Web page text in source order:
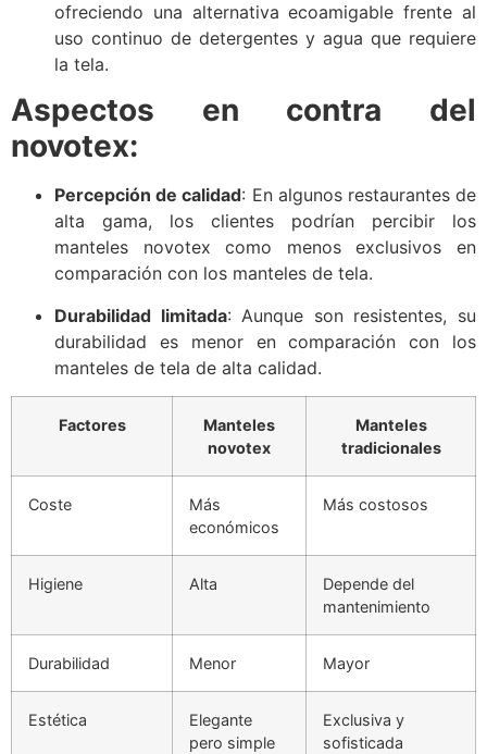
ofreciendo una alternativa ecoamigable frente al
uso continuo de detergentes y agua que requiere
la tela.
Aspectos en contra del
novotex:
Percepción de calidad: En algunos restaurantes de
alta gama, los clientes podrían percibir los
manteles novotex como menos exclusivos en
comparación con los manteles de tela.
Durabilidad limitada: Aunque son resistentes, su
durabilidad es menor en comparación con los
manteles de tela de alta calidad.
Factores
Manteles
novotex
Manteles
tradicionales
Coste
Más
económicos
Más costosos
Higiene Alta
Depende del
mantenimiento
Durabilidad Menor Mayor
Estética
Elegante
pero simple
Exclusiva y
sofisticada